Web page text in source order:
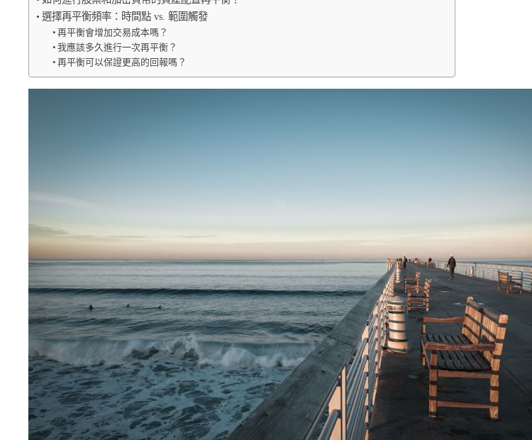
選擇再平衡頻率：時間點 vs. 範圍觸發
再平衡會增加交易成本嗎？
我應該多久進行一次再平衡？
再平衡可以保證更高的回報嗎？